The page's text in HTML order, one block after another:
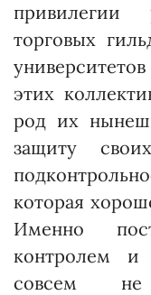
торговых
этих
род их
защиту
которая
Именно
контролем и
совсем не